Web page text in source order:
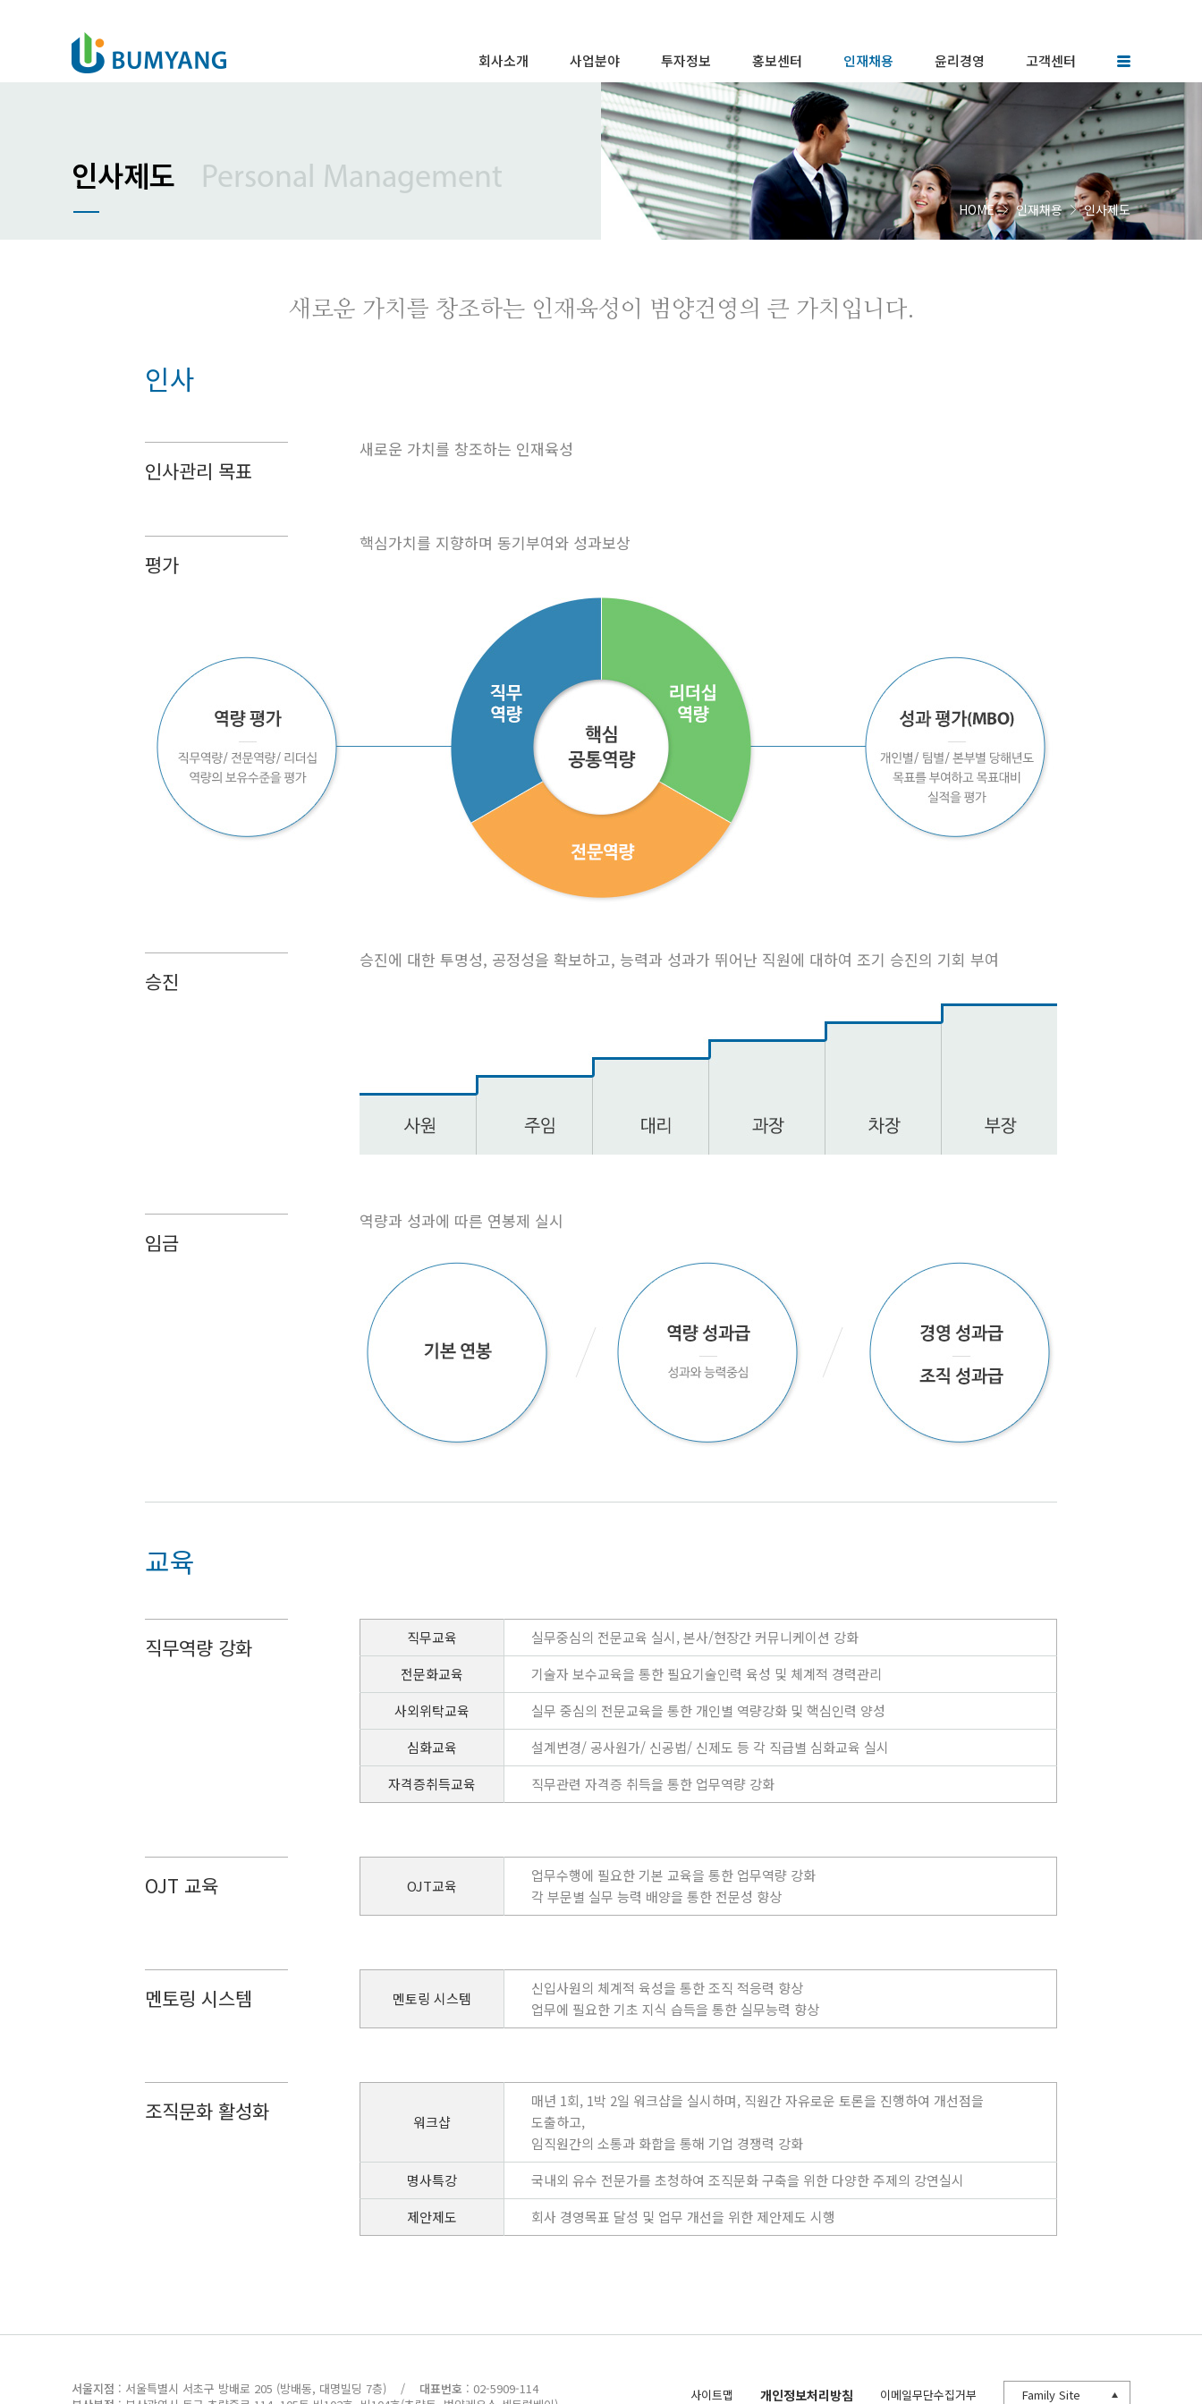
회사소개 사업분야 투자정보 홍보센터 인재채용 윤리경영 고객센터
조직도
특허 및 표창
주택사업
건축사업
토목사업
모듈러사업
경영정보
주가정보
IR/FS 공고
공시사항
공시정보관리규정
CI / BI
브랜드스토리
보도자료
범양건영 소식
인재상
인사제도
채용공고
복리후생
윤리헌장
윤리규범
윤리행동지침
사이버신문고
협력업체등록
인사제도 Personal Management
HOME 인재채용 인사제도
새로운 가치를 창조하는 인재육성이 범양건영의 큰 가치입니다.
인사
인사관리 목표
새로운 가치를 창조하는 인재육성
평가
핵심가치를 지향하며 동기부여와 성과보상
승진
승진에 대한 투명성, 공정성을 확보하고, 능력과 성과가 뛰어난 직원에 대하여 조기 승진의 기회 부여
임금
역량과 성과에 따른 연봉제 실시
교육
직무역량 강화 직무교육
실무중심의 전문교육 실시, 본사/현장간 커뮤니케이션 강화
전문화교육
기술자 보수교육을 통한 필요기술인력 육성 및 체계적 경력관리
사외위탁교육
실무 중심의 전문교육을 통한 개인별 역량강화 및 핵심인력 양성
심화교육
설계변경/ 공사원가/ 신공법/ 신제도 등 각 직급별 심화교육 실시
자격증취득교육
직무관련 자격증 취득을 통한 업무역량 강화
OJT 교육 OJT교육
업무수행에 필요한 기본 교육을 통한 업무역량 강화
각 부문별 실무 능력 배양을 통한 전문성 향상
멘토링 시스템 멘토링 시스템
신입사원의 체계적 육성을 통한 조직 적응력 향상
업무에 필요한 기초 지식 습득을 통한 실무능력 향상
조직문화 활성화 워크샵
매년 1회, 1박 2일 워크샵을 실시하며, 직원간 자유로운 토론을 진행하여 개선점을
도출하고,
임직원간의 소통과 화합을 통해 기업 경쟁력 강화
명사특강
국내외 유수 전문가를 초청하여 조직문화 구축을 위한 다양한 주제의 강연실시
제안제도
회사 경영목표 달성 및 업무 개선을 위한 제안제도 시행
서울지점 : 서울특별시 서초구 방배로 205 (방배동, 대명빌딩 7층) / 대표번호 : 02-5909-114
사이트맵 개인정보처리방침 이메일무단수집거부 Family Site